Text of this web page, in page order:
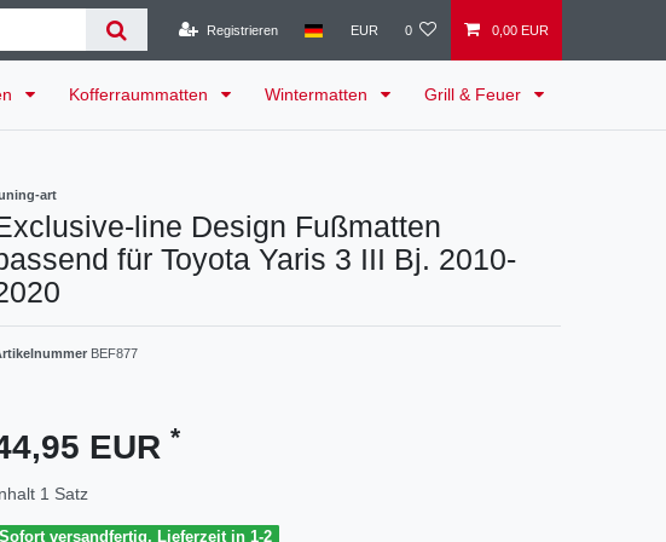
Registrieren EUR 0 0,00 EUR
Kofferraummatten Wintermatten Grill & Feuer
art
line Design Fußmatten
für Toyota Yaris 3 III Bj. 2010-
BEF877
EUR *
1 Satz
Sofort versandfertig, Lieferzeit in 1-2